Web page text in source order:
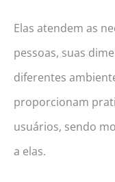
Elas atendem as
pessoas, suas
diferentes
proporcionam
usuários, sendo
a elas.